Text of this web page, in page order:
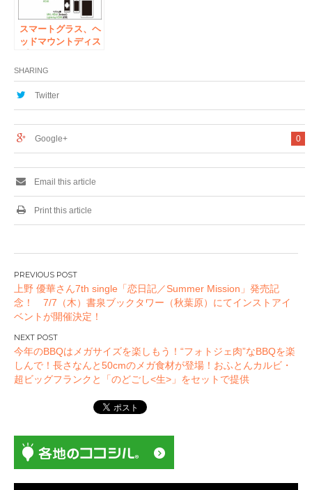
スマートグラス、ヘ
ッドマウントディス
０月２９日土曜日に
秋葉原にて開催いた
します。
SHARING
Twitter
0
Google+
Email this article
Print this article
投
稿
ナ
ビ
ゲ
ー
シ
上野 優華さん7th single「恋日記／Summer Mission」発売記
念！ 7/7（木）書泉ブックタワー（秋葉原）にてインストアイ
ベントが開催決定！
今年のBBQはメガサイズを楽しもう！“フォトジェ肉”なBBQを楽
しんで！長さなんと50cmのメガ食材が登場！ おふとんカルビ・
超ビッグフランクと「のどごし<生>」をセットで提供